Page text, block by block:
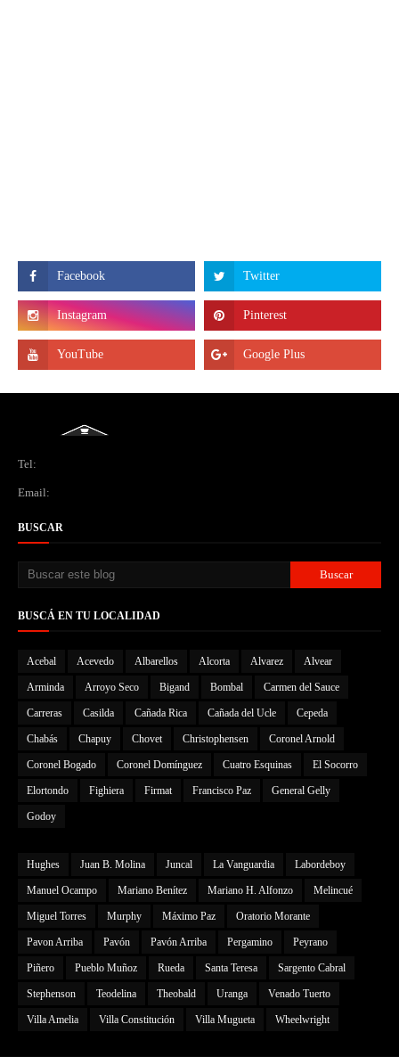
Tel:
Email:
BUSCAR
BUSCÁ EN TU LOCALIDAD
Acebal Acevedo Albarellos Alcorta Alvarez Alvear
Arminda Arroyo Seco Bigand Bombal Carmen del Sauce
Carreras Casilda Cañada Rica Cañada del Ucle Cepeda
Chabás Chapuy Chovet Christophensen Coronel Arnold
Coronel Bogado Coronel Domínguez Cuatro Esquinas El Socorro
Elortondo Fighiera Firmat Francisco Paz General Gelly
Godoy
Hughes Juan B. Molina Juncal La Vanguardia Labordeboy
Manuel Ocampo Mariano Benítez Mariano H. Alfonzo Melincué
Miguel Torres Murphy Máximo Paz Oratorio Morante
Pavon Arriba Pavón Pavón Arriba Pergamino Peyrano
Piñero Pueblo Muñoz Rueda Santa Teresa Sargento Cabral
Stephenson Teodelina Theobald Uranga Venado Tuerto
Villa Amelia Villa Constitución Villa Mugueta Wheelwright